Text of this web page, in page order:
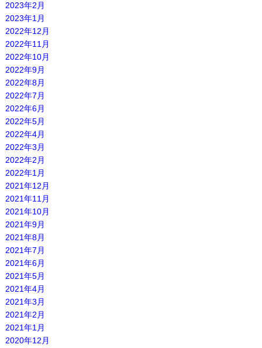
2023年2月
2023年1月
2022年12月
2022年11月
2022年10月
2022年9月
2022年8月
2022年7月
2022年6月
2022年5月
2022年4月
2022年3月
2022年2月
2022年1月
2021年12月
2021年11月
2021年10月
2021年9月
2021年8月
2021年7月
2021年6月
2021年5月
2021年4月
2021年3月
2021年2月
2021年1月
2020年12月